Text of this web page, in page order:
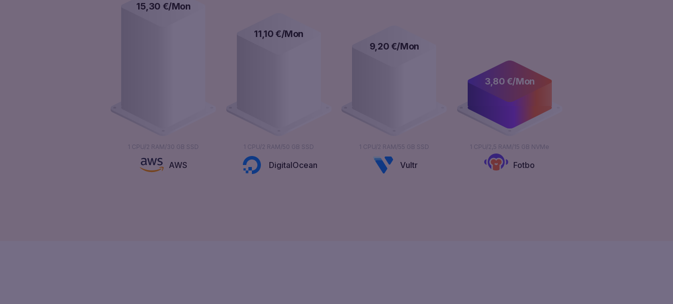
15,30 €/Mon
1 CPU/2 RAM/30 GB SSD
AWS
11,10€/Mon
1 CPU/2 RAM/50 GB SSD
DigitalOcean
9,20€/Mon
1 CPU/2 RAM/55 GB SSD
Vultr
3,80 €/Mon
1 CPU/2,5 RAM/15 GB NVMe
Fotbo